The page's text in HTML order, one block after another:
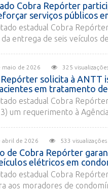
Cobra Repórter
serviços públicos
estadual Cobra
entrega de seis veículos
maio de 2026 325
solicita à ANTT
em tratamento
estadual Cobra
um requerimento à
abril de 2026 533 visualizações
de Cobra Repórter
elétricos em
estadual Cobra
aos moradores de